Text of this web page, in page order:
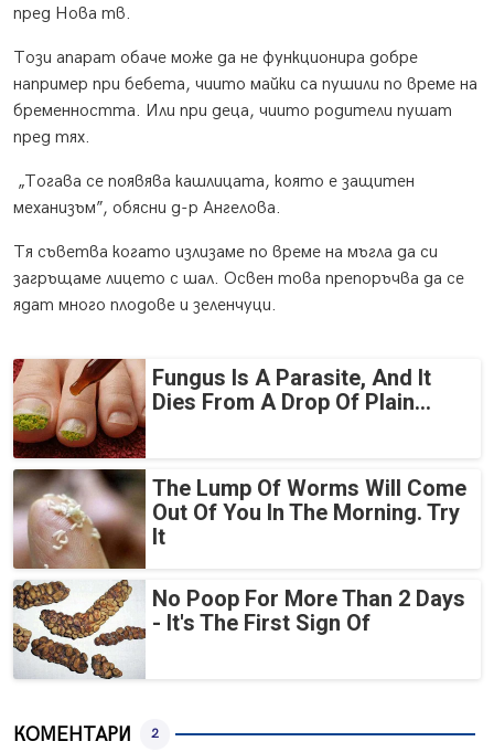
пред Нова тв.
Този апарат обаче може да не функционира добре
например при бебета, чиито майки са пушили по време на
бременността. Или при деца, чиито родители пушат
пред тях.
„Тогава се появява кашлицата, която е защитен
механизъм”, обясни д-р Ангелова.
Тя съветва когато излизаме по време на мъгла да си
загръщаме лицето с шал. Освен това препоръчва да се
ядат много плодове и зеленчуци.
Fungus Is A Parasite, And It
Dies From A Drop Of Plain...
The Lump Of Worms Will Come
Out Of You In The Morning. Try
It
No Poop For More Than 2 Days
- It's The First Sign Of
КОМЕНТАРИ 2